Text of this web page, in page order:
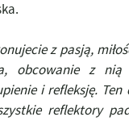
z pasją,
obcowanie z nią
i refleksję. Ten
reflektory